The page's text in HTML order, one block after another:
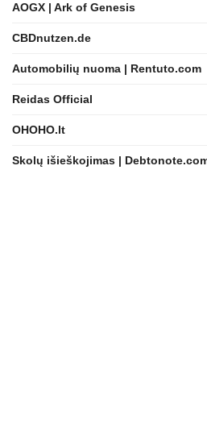
AOGX | Ark of Genesis
CBDnutzen.de
Automobilių nuoma | Rentuto.com
Reidas Official
OHOHO.lt
Skolų išieškojimas |